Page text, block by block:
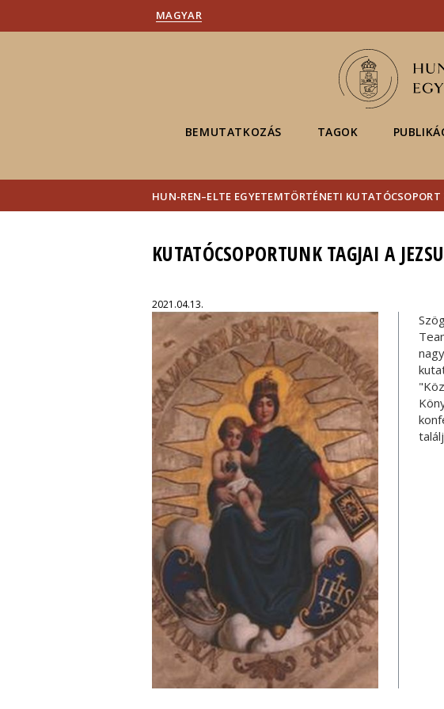
MAGYAR
BEMUTATKOZÁS TAGOK
HUN-REN–ELTE EGYETEMTÖRTÉNETI KUTATÓCSOPORT
KUTATÓCSOPORTUNK TAGJAI A
2021.04.13.